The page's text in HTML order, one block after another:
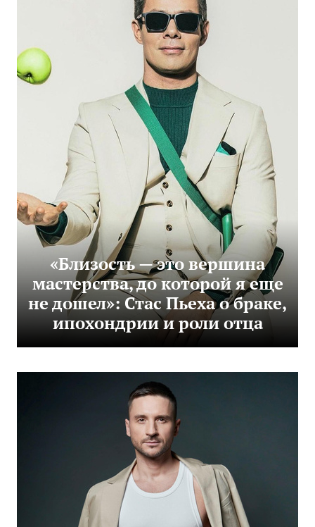
«Близость — это вершина
мастерства, до которой я еще
не дошел»: Стас Пьеха о браке,
ипохондрии и роли отца